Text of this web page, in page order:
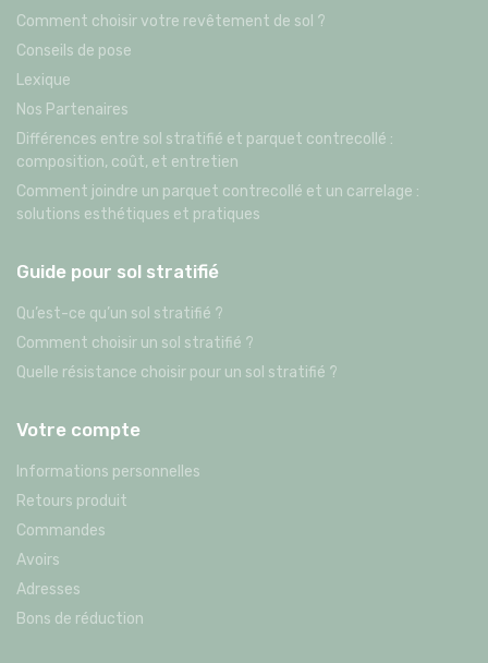
Comment choisir votre revêtement de sol ?
Conseils de pose
Lexique
Nos Partenaires
Différences entre sol stratifié et parquet contrecollé :
composition, coût, et entretien
Comment joindre un parquet contrecollé et un carrelage :
solutions esthétiques et pratiques
Guide pour sol stratifié
Qu’est-ce qu’un sol stratifié ?
Comment choisir un sol stratifié ?
Quelle résistance choisir pour un sol stratifié ?
Votre compte
Informations personnelles
Retours produit
Commandes
Avoirs
Adresses
Bons de réduction